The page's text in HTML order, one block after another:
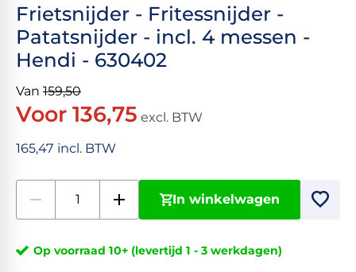
Frietsnijder - Fritessnijder -
Patatsnijder - incl. 4 messen -
Hendi - 630402
Van 159,50
Voor 136,75 excl. BTW
165,47 incl. BTW
In winkelwagen
Op voorraad 10+ (levertijd 1 - 3 werkdagen)